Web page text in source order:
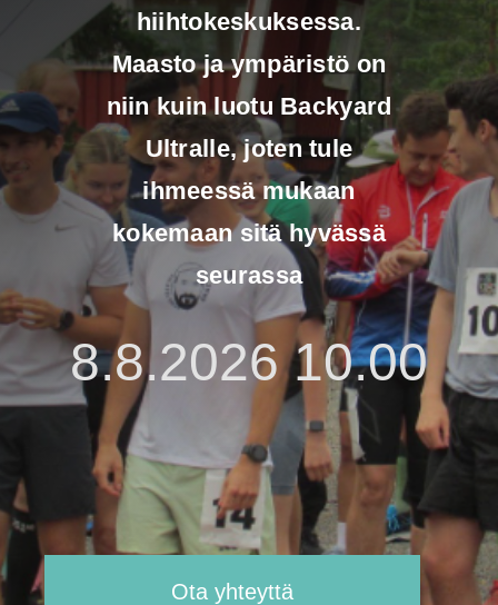
hiihtokeskuksessa.
Maasto ja ympäristö on
niin kuin luotu Backyard
Ultralle, joten tule
ihmeessä mukaan
kokemaan sitä hyvässä
seurassa
8.8.2026 10.00
Ota yhteyttä